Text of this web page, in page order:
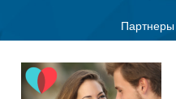
Партнеры